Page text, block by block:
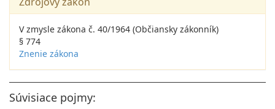
V zmysle zákona č. 40/1964 (Občiansky zákonník)
§ 774
Znenie zákona
Súvisiace pojmy: